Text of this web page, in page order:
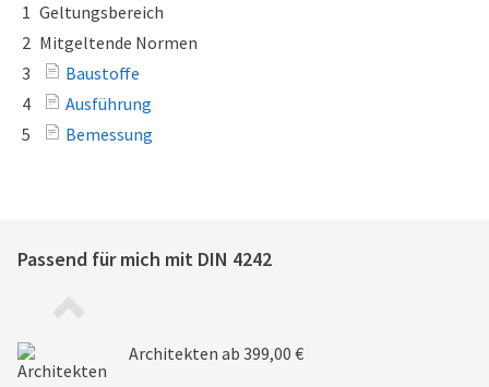
1 Geltungsbereich
2 Mitgeltende Normen
3
Baustoffe
4
Ausführung
5
Bemessung
Passend für mich mit DIN 4242
Architekten ab 399,00 €